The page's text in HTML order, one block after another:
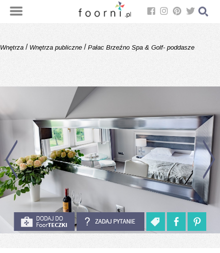
Wnętrza / Wnętrza publiczne / Pałac Brzeźno Spa & Golf- poddasze